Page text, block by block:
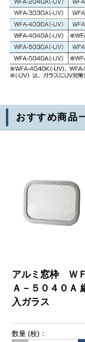
おすすめ商品
アルミ窓枠 ＷＦ
Ａ－５０４０Ａ
入ガラス
数量 (枚) ：